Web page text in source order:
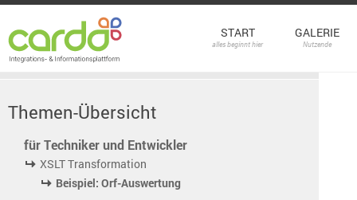
START
alles beginnt hier
GALERIE
Nutzende
Themen-Übersicht
für Techniker und Entwickler
XSLT Transformation
Beispiel: Orf-Auswertung